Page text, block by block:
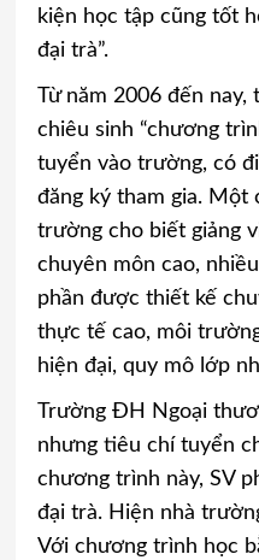
kiện học tập cũng tốt
đại trà”.
Từ năm 2006 đến
chiêu sinh “chương
tuyển vào trường, có
đăng ký tham gia. Một
trường cho biết giảng
chuyên môn cao,
phần được thiết kế
thực tế cao, môi
hiện đại, quy mô lớp
Trường ĐH Ngoại
nhưng tiêu chí tuyển
chương trình này, SV
đại trà. Hiện nhà
Với chương trình học